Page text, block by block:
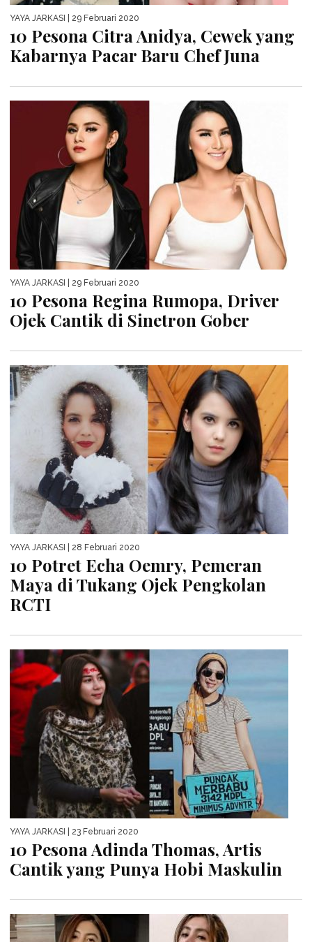
YAYA JARKASI | 29 Februari 2020
10 Pesona Citra Anidya, Cewek yang
Kabarnya Pacar Baru Chef Juna
YAYA JARKASI | 29 Februari 2020
10 Pesona Regina Rumopa, Driver
Ojek Cantik di Sinetron Gober
YAYA JARKASI | 28 Februari 2020
10 Potret Echa Oemry, Pemeran
Maya di Tukang Ojek Pengkolan
RCTI
YAYA JARKASI | 23 Februari 2020
10 Pesona Adinda Thomas, Artis
Cantik yang Punya Hobi Maskulin